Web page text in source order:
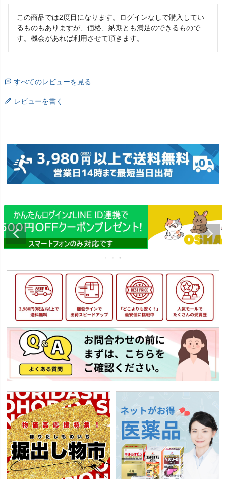
この商品では2度目になります。ログインなしで購入してい
るものもありますが、価格、納期とも満足のできるもので
す。機会があれば利用させて頂きます。
すべてのレビューを見る
レビューを書く